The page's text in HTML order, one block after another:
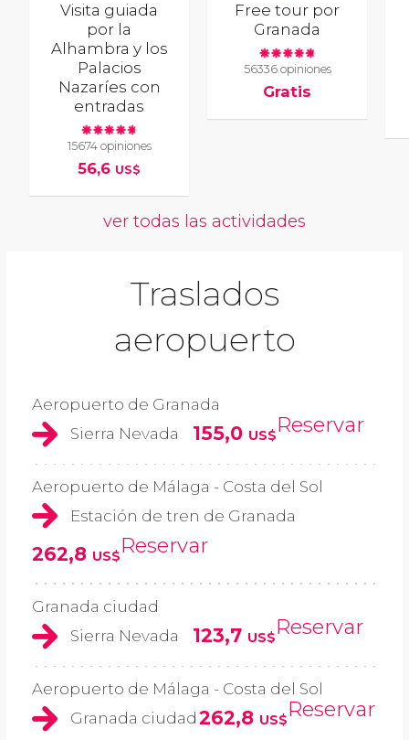
Visita guiada
por la
Alhambra y los
Palacios
Nazaríes con
entradas
15674 opiniones
56,6 US$
Free tour por
Granada
56336 opiniones
Gratis
ver todas las actividades
Traslados
aeropuerto
Aeropuerto de Granada
Sierra Nevada
155,0 US$Reservar
Aeropuerto de Málaga - Costa del Sol
Estación de tren de Granada
262,8 US$Reservar
Granada ciudad
Sierra Nevada
123,7 US$Reservar
Aeropuerto de Málaga - Costa del Sol
Granada ciudad 262,8 US$Reservar